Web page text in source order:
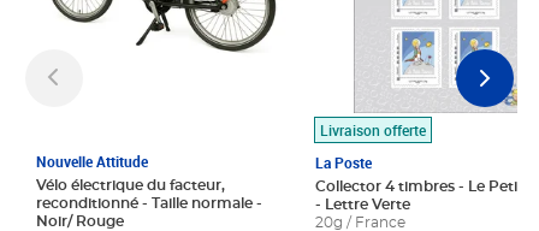
Nouvelle Attitude
Vélo électrique du facteur,
reconditionné - Taille normale -
Noir/ Rouge
Livraison offerte
La Poste
Collector 4 timbres - Le Petit
- Lettre Verte
20g / France